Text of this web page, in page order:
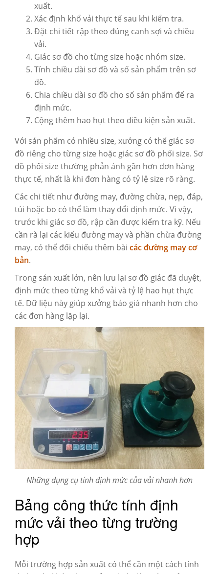
xuất.
Xác định khổ vải thực tế sau khi kiểm tra.
Đặt chi tiết rập theo đúng canh sợi và chiều
vải.
Giác sơ đồ cho từng size hoặc nhóm size.
Tính chiều dài sơ đồ và số sản phẩm trên sơ
đồ.
Chia chiều dài sơ đồ cho số sản phẩm để ra
định mức.
Cộng thêm hao hụt theo điều kiện sản xuất.
Với sản phẩm có nhiều size, xưởng có thể giác sơ
đồ riêng cho từng size hoặc giác sơ đồ phối size. Sơ
đồ phối size thường phản ánh gần hơn đơn hàng
thực tế, nhất là khi đơn hàng có tỷ lệ size rõ ràng.
Các chi tiết như đường may, đường chừa, nẹp, đáp,
túi hoặc bo có thể làm thay đổi định mức. Vì vậy,
trước khi giác sơ đồ, rập cần được kiểm tra kỹ. Nếu
cần rà lại các kiểu đường may và phần chừa đường
may, có thể đối chiếu thêm bài các đường may cơ
bản.
Trong sản xuất lớn, nên lưu lại sơ đồ giác đã duyệt,
định mức theo từng khổ vải và tỷ lệ hao hụt thực
tế. Dữ liệu này giúp xưởng báo giá nhanh hơn cho
các đơn hàng lặp lại.
Những dụng cụ tính định mức của vải nhanh hơn
Bảng công thức tính định
mức vải theo từng trường
hợp
Mỗi trường hợp sản xuất có thể cần một cách tính